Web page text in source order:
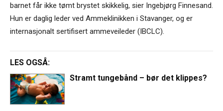
barnet får ikke tømt brystet skikkelig, sier Ingebjørg Finnesand.
Hun er daglig leder ved Ammeklinikken i Stavanger, og er
internasjonalt sertifisert ammeveileder (IBCLC).
LES OGSÅ:
Stramt tungebånd – bør det klippes?